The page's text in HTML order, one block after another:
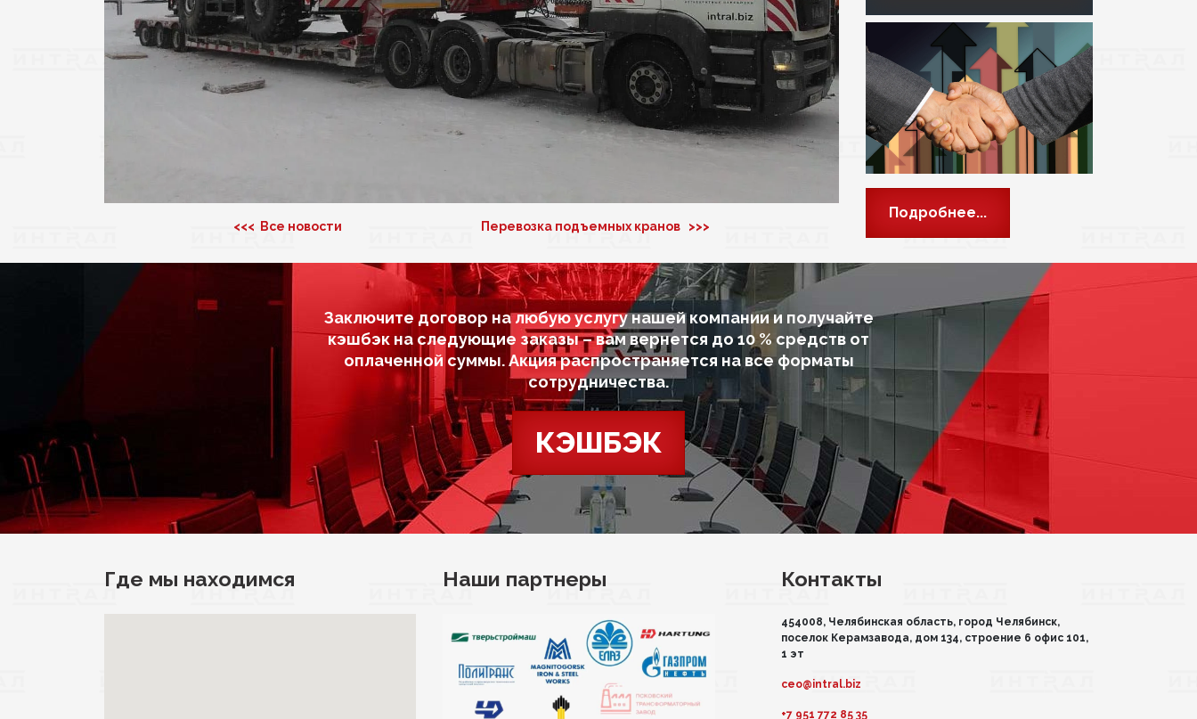
<<< Все новости Перевозка подъемных кранов >>>
Подробнее...
Заключите договор на любую услугу нашей компании и получайте
кэшбэк на следующие заказы – вам вернется до 10 % средств от
оплаченной суммы. Акция распространяется на все форматы
сотрудничества.
КЭШБЭК
Где мы находимся Наши партнеры Контакты
454008, Челябинская область, город Челябинск,
поселок Керамзавода, дом 134, строение 6 офис 101,
1 эт
ceo@intral.biz
+7 951 772 85 35